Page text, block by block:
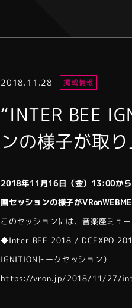
2018.11.28 掲載情報
“INTER BEE
ンの様子が取
2018年11月16日（金）13:00から
画セッションの様子が
このセッションには、音楽座ミュ
◆Inter BEE 2018 / DCEXPO 2018
IGNITIONトークセッション）
https://vron.jp/2018/11/27/